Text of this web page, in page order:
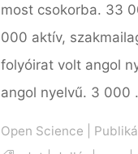
most csokorba. 33
000 aktív,
folyóirat volt angol
angol nyelvű. 3 000
Open Science